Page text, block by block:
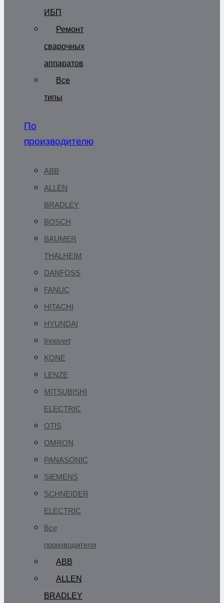
ИБП
Ремонт
сварочных
аппаратов
Все
типы
По
производителю
ABB
ALLEN
BRADLEY
BOSCH
BAUMER
THALHEIM
DANFOSS
FANUC
HITACHI
HYUNDAI
Innovert
KONE
LENZE
MITSUBISHI
ELECTRIC
OTIS
OMRON
PANASONIC
SIEMENS
SCHNEIDER
ELECTRIC
Все
производители
ABB
ALLEN
BRADLEY